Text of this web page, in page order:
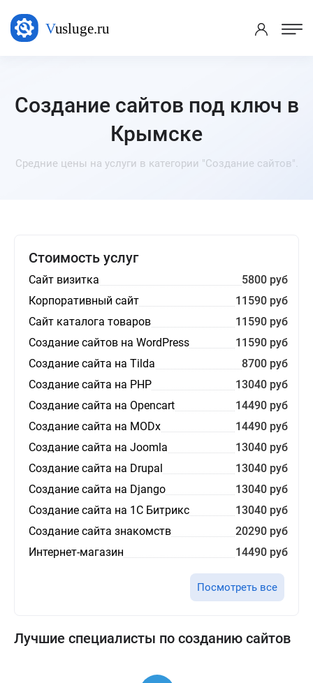
Создание сайтов под ключ в
Крымске
Средние цены на услуги в категории "Создание сайтов".
Стоимость услуг
Сайт визитка
5800 руб
Корпоративный сайт
11590 руб
Сайт каталога товаров
11590 руб
Создание сайтов на WordPress
11590 руб
Создание сайта на Tilda
8700 руб
Создание сайта на PHP
13040 руб
Создание сайта на Opencart
14490 руб
Создание сайта на MODx
14490 руб
Создание сайта на Joomla
13040 руб
Создание сайта на Drupal
13040 руб
Создание сайта на Django
13040 руб
Создание сайта на 1С Битрикс
13040 руб
Создание сайта знакомств
20290 руб
Интернет-магазин
14490 руб
Посмотреть все
Лучшие специалисты по созданию сайтов